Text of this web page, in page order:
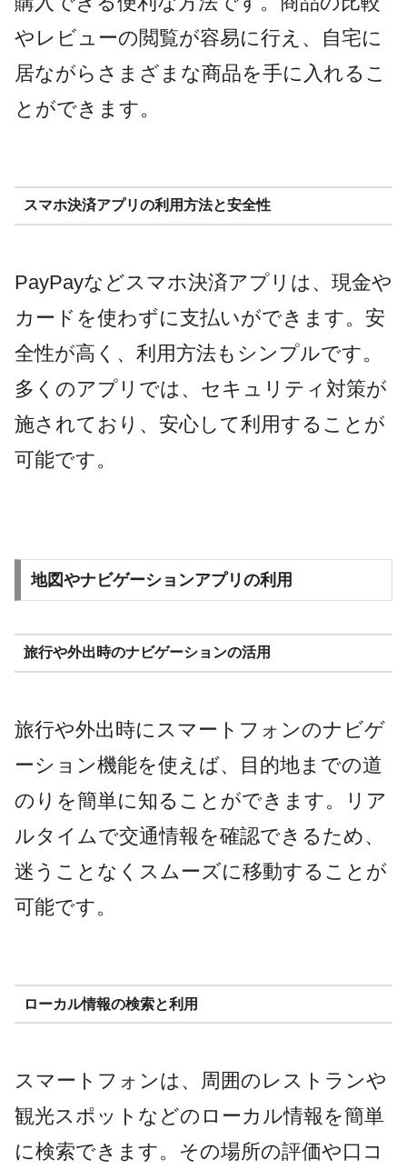
やレビューの閲覧が容易に行え、自宅に
居ながらさまざまな商品を手に入れるこ
とができます。
スマホ決済アプリの利用方法と安全性
PayPayなどスマホ決済アプリは、現金や
カードを使わずに支払いができます。安
全性が高く、利用方法もシンプルです。
多くのアプリでは、セキュリティ対策が
施されており、安心して利用することが
可能です。
地図やナビゲーションアプリの利用
旅行や外出時のナビゲーションの活用
旅行や外出時にスマートフォンのナビゲ
ーション機能を使えば、目的地までの道
のりを簡単に知ることができます。リア
ルタイムで交通情報を確認できるため、
迷うことなくスムーズに移動することが
可能です。
ローカル情報の検索と利用
スマートフォンは、周囲のレストランや
観光スポットなどのローカル情報を簡単
に検索できます。その場所の評価や口コ